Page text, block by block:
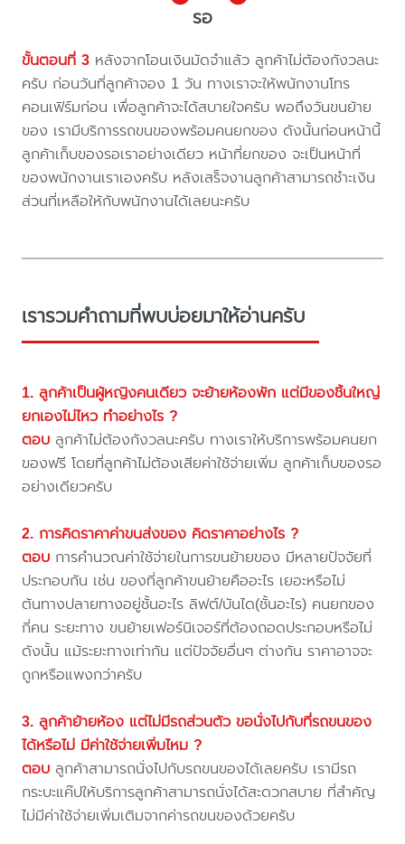
รอ
ขั้นตอนที่ 3 หลังจากโอนเงินมัดจำแล้ว ลูกค้าไม่ต้องกังวลนะ
ครับ ก่อนวันที่ลูกค้าจอง 1 วัน ทางเราจะให้พนักงานโทร
คอนเฟิร์มก่อน เพื่อลูกค้าจะได้สบายใจครับ พอถึงวันขนย้าย
ของ เรามีบริการรถขนของพร้อมคนยกของ ดังนั้นก่อนหน้านี้
ลูกค้าเก็บของรอเราอย่างเดียว หน้าที่ยกของ จะเป็นหน้าที่
ของพนักงานเราเองครับ หลังเสร็จงานลูกค้าสามารถชำะเงิน
ส่วนที่เหลือให้กับพนักงานได้เลยนะครับ
เรารวมคำถามที่พบบ่อยมาให้อ่านครับ
1. ลูกค้าเป็นผู้หญิงคนเดียว จะย้ายห้องพัก แต่มีของชิ้นใหญ่
ยกเองไม่ไหว ทำอย่างไร ?
ตอบ ลูกค้าไม่ต้องกังวลนะครับ ทางเราให้บริการพร้อมคนยก
ของฟรี โดยที่ลูกค้าไม่ต้องเสียค่าใช้จ่ายเพิ่ม ลูกค้าเก็บของรอ
อย่างเดียวครับ
2. การคิดราคาค่าขนส่งของ คิดราคาอย่างไร ?
ตอบ การคำนวณค่าใช้จ่ายในการขนย้ายของ มีหลายปัจจัยที่
ประกอบกัน เช่น ของที่ลูกค้าขนย้ายคืออะไร เยอะหรือไม่
ต้นทางปลายทางอยู่ชั้นอะไร ลิฟต์/บันได(ชั้นอะไร) คนยกของ
กี่คน ระยะทาง ขนย้ายเฟอร์นิเจอร์ที่ต้องถอดประกอบหรือไม่
ดังนั้น แม้ระยะทางเท่ากัน แต่ปัจจัยอื่นๆ ต่างกัน ราคาอาจจะ
ถูกหรือแพงกว่าครับ
3. ลูกค้าย้ายห้อง แต่ไม่มีรถส่วนตัว ขอนั่งไปกับที่รถขนของ
ได้หรือไม่ มีค่าใช้จ่ายเพิ่มไหม ?
ตอบ ลูกค้าสามารถนั่งไปกับรถขนของได้เลยครับ เรามีรถ
กระบะแค๊ปให้บริการลูกค้าสามารถนั่งได้สะดวกสบาย ที่สำคัญ
ไม่มีค่าใช้จ่ายเพิ่มเติมจากค่ารถขนของด้วยครับ